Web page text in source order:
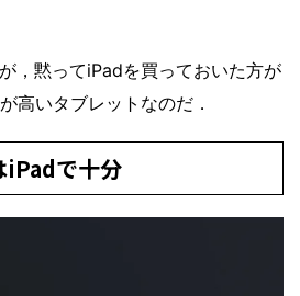
，黙ってiPadを買っておいた方が
高いタブレットなのだ．
iPadで十分